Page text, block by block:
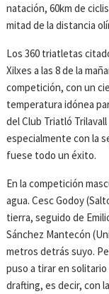
natación, 60km de
mitad de la distancia
Los 360 triatletas
Xilxes a las 8 de la
competición, con un
temperatura idónea
del Club Triatló
especialmente con la
fuese todo un éxito.
En la competición
agua. Cesc Godoy
tierra, seguido de
Sánchez Mantecón
metros detrás suyo.
puso a tirar en
drafting, es decir, con